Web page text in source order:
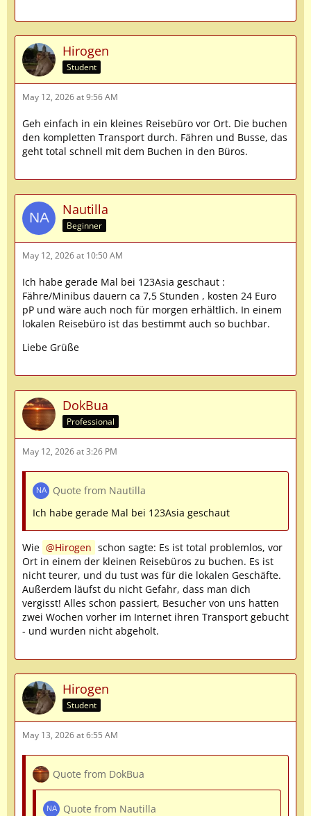
Hirogen
Student
May 12, 2026 at 9:56 AM
Geh einfach in ein kleines Reisebüro vor Ort. Die buchen
den kompletten Transport durch. Fähren und Busse, das
geht total schnell mit dem Buchen in den Büros.
Nautilla
Beginner
May 12, 2026 at 10:50 AM
Ich habe gerade Mal bei 123Asia geschaut :
Fähre/Minibus dauern ca 7,5 Stunden , kosten 24 Euro
pP und wäre auch noch für morgen erhältlich. In einem
lokalen Reisebüro ist das bestimmt auch so buchbar.
Liebe Grüße
DokBua
Professional
May 12, 2026 at 3:26 PM
Quote from Nautilla
Ich habe gerade Mal bei 123Asia geschaut
Wie Hirogen schon sagte: Es ist total problemlos, vor
Ort in einem der kleinen Reisebüros zu buchen. Es ist
nicht teurer, und du tust was für die lokalen Geschäfte.
Außerdem läufst du nicht Gefahr, dass man dich
vergisst! Alles schon passiert, Besucher von uns hatten
zwei Wochen vorher im Internet ihren Transport gebucht
- und wurden nicht abgeholt.
Hirogen
Student
May 13, 2026 at 6:55 AM
Quote from DokBua
Quote from Nautilla